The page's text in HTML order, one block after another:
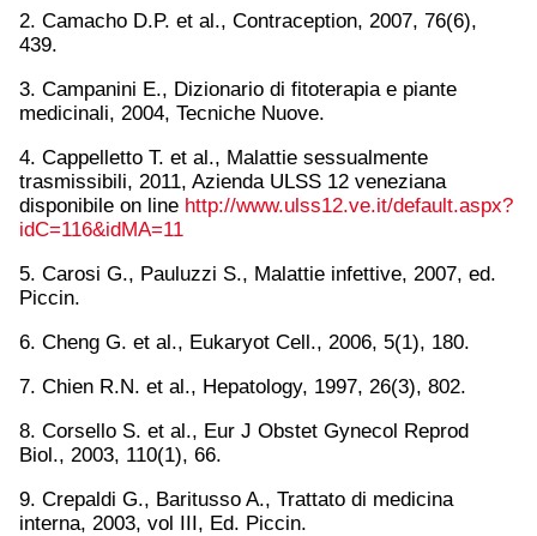
2. Camacho D.P. et al., Contraception, 2007, 76(6),
439.
3. Campanini E., Dizionario di fitoterapia e piante
medicinali, 2004, Tecniche Nuove.
4. Cappelletto T. et al., Malattie sessualmente
trasmissibili, 2011, Azienda ULSS 12 veneziana
disponibile on line http://www.ulss12.ve.it/default.aspx?
idC=116&idMA=11
5. Carosi G., Pauluzzi S., Malattie infettive, 2007, ed.
Piccin.
6. Cheng G. et al., Eukaryot Cell., 2006, 5(1), 180.
7. Chien R.N. et al., Hepatology, 1997, 26(3), 802.
8. Corsello S. et al., Eur J Obstet Gynecol Reprod
Biol., 2003, 110(1), 66.
9. Crepaldi G., Baritusso A., Trattato di medicina
interna, 2003, vol III, Ed. Piccin.